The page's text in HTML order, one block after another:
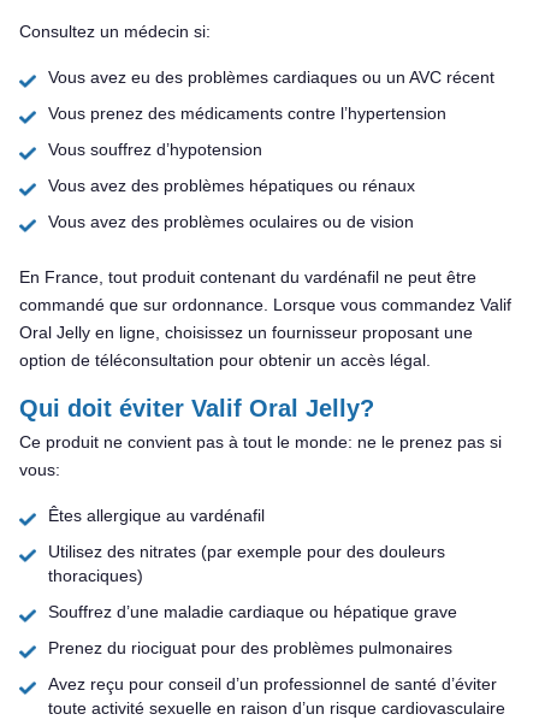
Consultez un médecin si:
Vous avez eu des problèmes cardiaques ou un AVC récent
Vous prenez des médicaments contre l’hypertension
Vous souffrez d’hypotension
Vous avez des problèmes hépatiques ou rénaux
Vous avez des problèmes oculaires ou de vision
En France, tout produit contenant du vardénafil ne peut être
commandé que sur ordonnance. Lorsque vous commandez Valif
Oral Jelly en ligne, choisissez un fournisseur proposant une
option de téléconsultation pour obtenir un accès légal.
Qui doit éviter Valif Oral Jelly?
Ce produit ne convient pas à tout le monde: ne le prenez pas si
vous:
Êtes allergique au vardénafil
Utilisez des nitrates (par exemple pour des douleurs
thoraciques)
Souffrez d’une maladie cardiaque ou hépatique grave
Prenez du riociguat pour des problèmes pulmonaires
Avez reçu pour conseil d’un professionnel de santé d’éviter
toute activité sexuelle en raison d’un risque cardiovasculaire